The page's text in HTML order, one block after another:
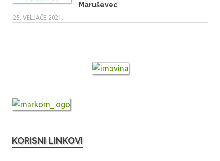
Maruševec
25. VELJAČE 2021.
KORISNI LINKOVI